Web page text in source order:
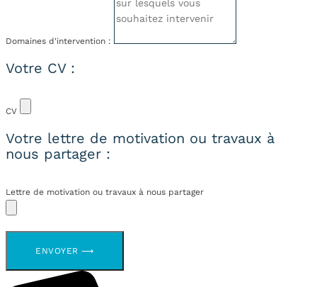
Domaines d'intervention :
Votre CV :
CV
Votre lettre de motivation ou travaux à
nous partager :
Lettre de motivation ou travaux à nous partager
ENVOYER ⟶